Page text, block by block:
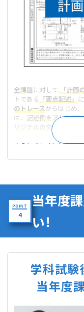
全課題に対して「計画
トである「要点記述」
のトレースからはじめ、
は、 記述例をアレンジ
リジナルの文章を記述
さらに詳しく＞＞
POINT
4
当年度
い！
学科試験
当年度